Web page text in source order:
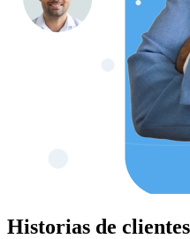
Historias de